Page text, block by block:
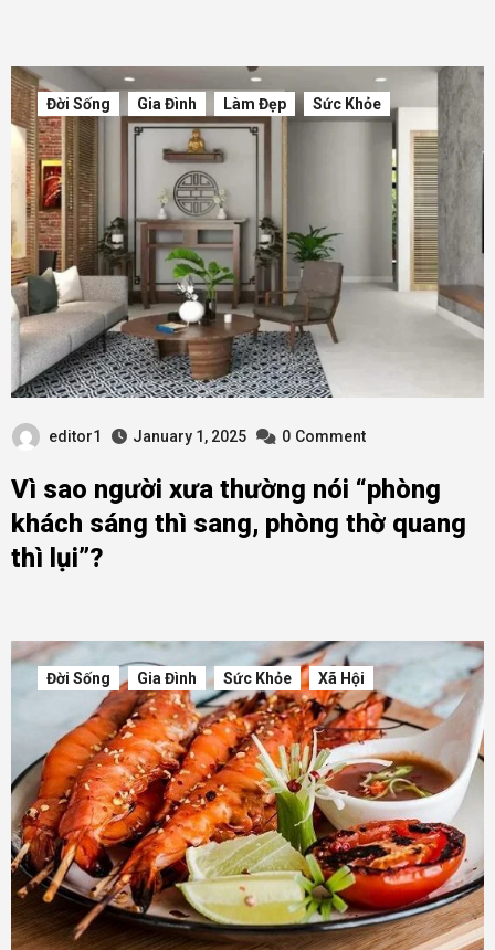
Đời Sống Gia Đình Làm Đẹp Sức Khỏe
editor1 January 1, 2025 0 Comment
Vì sao người xưa thường nói “phòng
khách sáng thì sang, phòng thờ quang
thì lụi”?
Đời Sống Gia Đình Sức Khỏe Xã Hội